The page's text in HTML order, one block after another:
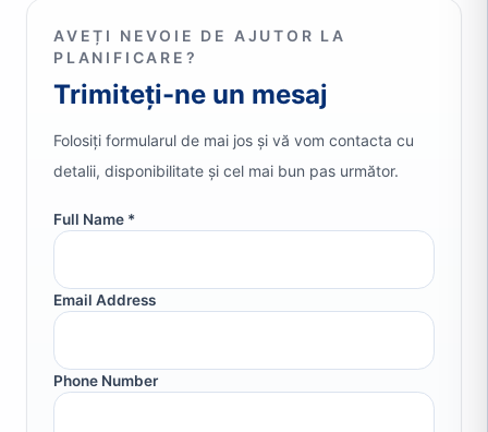
AVEȚI NEVOIE DE AJUTOR LA
PLANIFICARE?
Trimiteți-ne un mesaj
Folosiți formularul de mai jos și vă vom contacta cu
detalii, disponibilitate și cel mai bun pas următor.
Full Name *
Email Address
Phone Number